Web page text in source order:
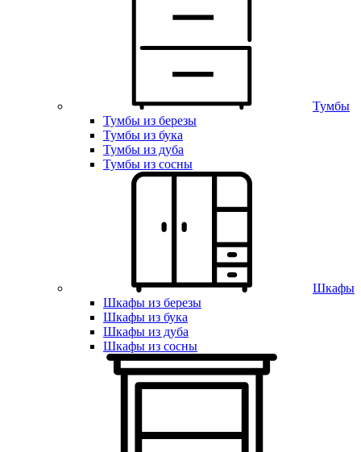
Тумбы
Тумбы из березы
Тумбы из бука
Тумбы из дуба
Тумбы из сосны
Шкафы
Шкафы из березы
Шкафы из бука
Шкафы из дуба
Шкафы из сосны